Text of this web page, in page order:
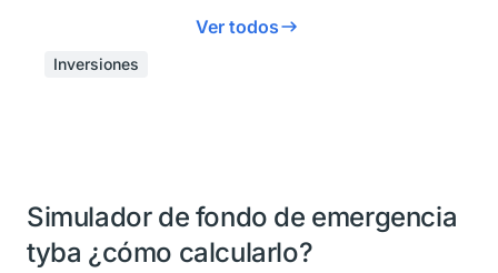
Ver todos
Inversiones
Simulador de fondo de emergencia
tyba ¿cómo calcularlo?